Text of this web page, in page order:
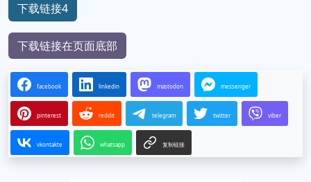
下载链接4
下载链接在页面底部
facebook linkedin mastodon messenger
pinterest reddit telegram twitter viber
vkontakte whatsapp 复制链接